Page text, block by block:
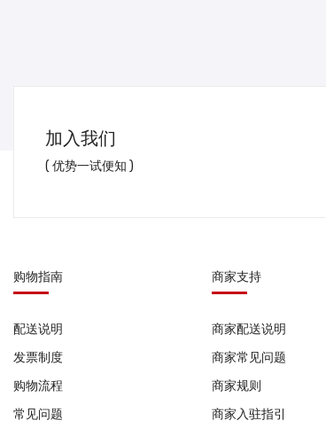
加入我们
( 优势一试便知 )
购物指南
配送说明
发票制度
购物流程
常见问题
商家支持
商家配送说明
商家常见问题
商家规则
商家入驻指引